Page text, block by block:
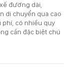
đường dài,
di chuyển qua cao
phí, có nhiều quy
cần đặc biệt chú